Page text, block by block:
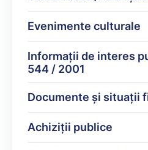
Evenimente culturale
Informații de interes
544 / 2001
Documente şi situaţii
Achiziții publice